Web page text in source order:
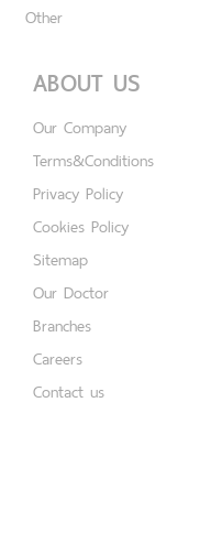
Other
ABOUT US
Our Company
Terms&Conditions
Privacy Policy
Cookies Policy
Sitemap
Our Doctor
Branches
Careers
Contact us